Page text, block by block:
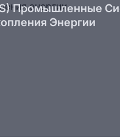
Промышленные
Энергии